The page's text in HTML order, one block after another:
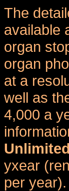
The
available
organ
organ
at a
well as
4,000 a
yxear
per